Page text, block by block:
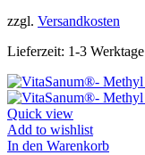
zzgl. Versandkosten
Lieferzeit: 1-3 Werktage
Quick view
Add to wishlist
In den Warenkorb